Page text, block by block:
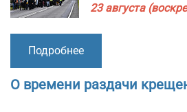
23 августа
Подробнее
О времени раздачи